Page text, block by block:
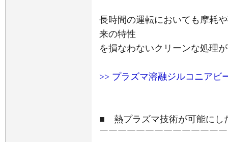
長時間の運転においても摩耗
来の特性
を損なわないクリーンな処理
>> プラズマ溶融ジルコニアビ
■ 熱プラズマ技術が可能にし
￣￣￣￣￣￣￣￣￣￣￣￣￣